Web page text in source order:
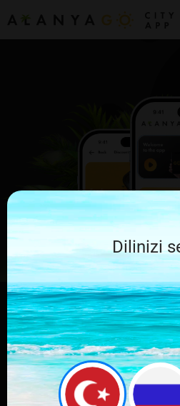
Download
application
favorite
Dilinizi